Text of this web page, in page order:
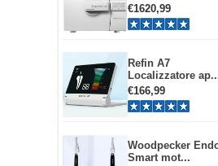
€1620,99
Refin A7
Localizzatore
€166,99
Woodpecker
Smart mot...